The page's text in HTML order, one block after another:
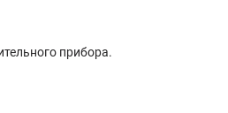
прибора.